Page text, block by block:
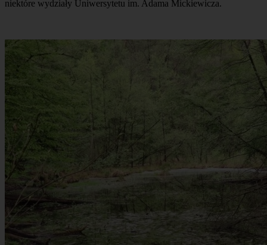
niektóre wydziały Uniwersytetu im. Adama Mickiewicza.